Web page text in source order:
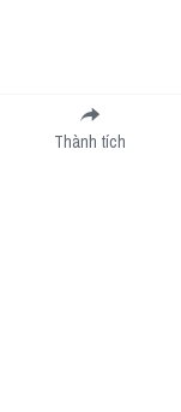
Submit
Thành tích